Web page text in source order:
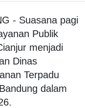
- Suasana pagi
Publik
menjadi
Dinas
Terpadu
dalam